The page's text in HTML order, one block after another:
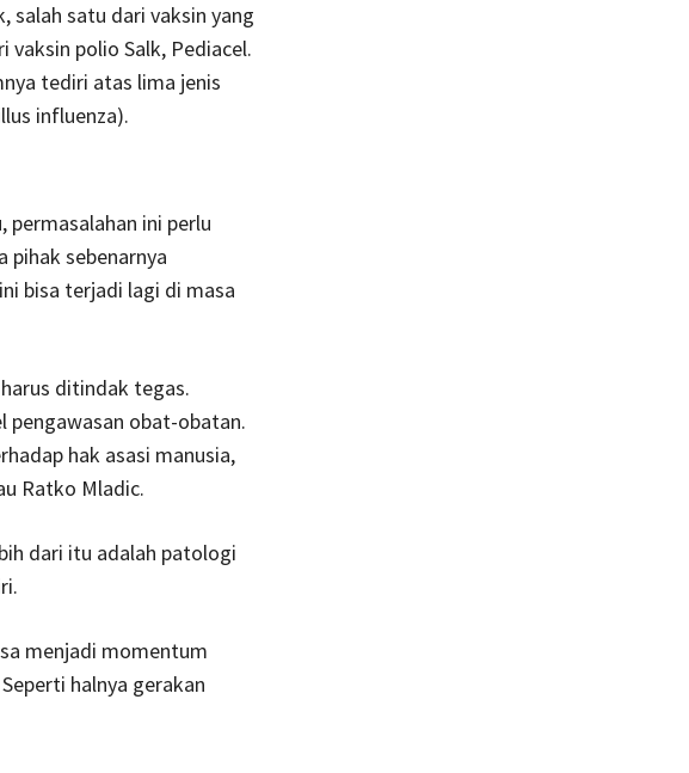
salah satu dari vaksin yang
vaksin polio Salk, Pediacel.
tediri atas lima jenis
influenza).
ini perlu
pihak sebenarnya
bisa terjadi lagi di masa
ditindak tegas.
pengawasan obat-obatan.
hak asasi manusia,
Ratko Mladic.
dari itu adalah patologi
menjadi momentum
halnya gerakan